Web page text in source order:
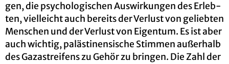
gen, die psy­cho­lo­gi­schen Aus­wir­kun­gen des Er­leb­
ten, viel­leicht auch be­reits der Ver­lust von ge­lieb­ten
Men­schen und der Ver­lust von Ei­gen­tum. Es ist aber
auch wich­tig, pa­läs­ti­nen­si­sche Stim­men au­ßer­halb
des Ga­za­strei­fens zu Gehör zu brin­gen. Die Zahl der